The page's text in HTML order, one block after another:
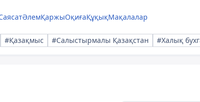
ӘлемҚаржыОқиғаҚұқықМақалалар
#Қазақмыс #Салыстырмалы Қазақстан #Халық